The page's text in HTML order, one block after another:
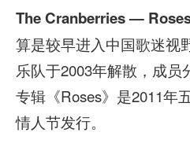
The Cranberries —
算是较早进入中国歌迷视
乐队于2003年解散，成
专辑《Roses》是2011年
情人节发行。